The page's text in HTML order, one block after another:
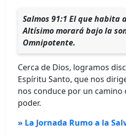
Salmos 91:1 El que habita
Altísimo morará bajo la
Omnipotente.
Cerca de Dios, logramos
Espíritu Santo, que nos
nos conduce por un camino
poder.
» La Jornada Rumo a la